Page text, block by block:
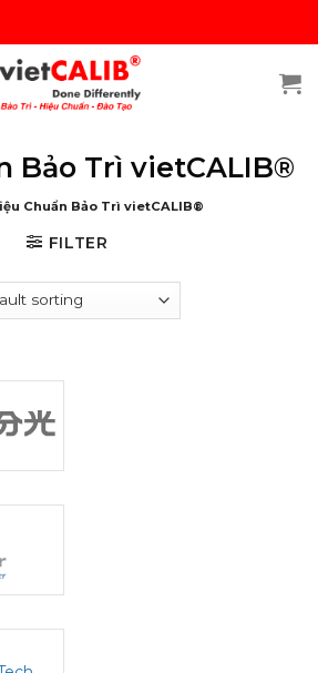
Bảo Trì vietCALIB®
Chuẩn Bảo Trì vietCALIB®
FILTER